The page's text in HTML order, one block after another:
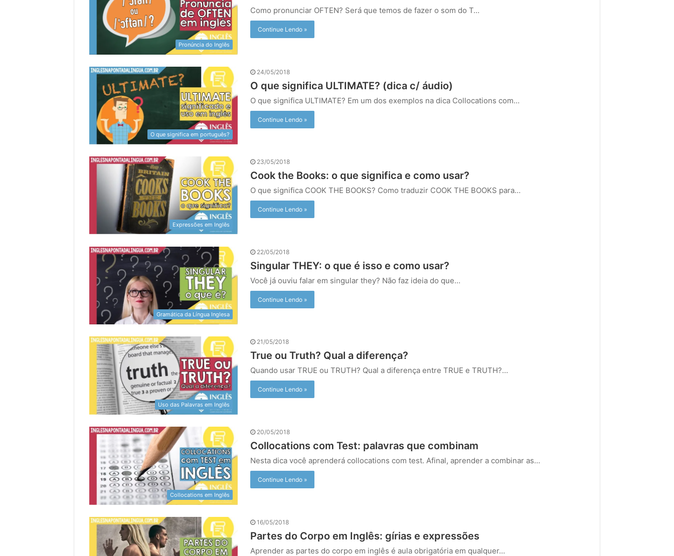
Pronúncia do Inglês
Como pronunciar OFTEN? Será que temos de fazer o som do T…
Continue Lendo »
O que significa em português?
24/05/2018
O que significa ULTIMATE? (dica c/ áudio)
O que significa ULTIMATE? Em um dos exemplos na dica Collocations com…
Continue Lendo »
Expressões em Inglês
23/05/2018
Cook the Books: o que significa e como usar?
O que significa COOK THE BOOKS? Como traduzir COOK THE BOOKS para…
Continue Lendo »
Gramática da Língua Inglesa
22/05/2018
Singular THEY: o que é isso e como usar?
Você já ouviu falar em singular they? Não faz ideia do que…
Continue Lendo »
Uso das Palavras em Inglês
21/05/2018
True ou Truth? Qual a diferença?
Quando usar TRUE ou TRUTH? Qual a diferença entre TRUE e TRUTH?…
Continue Lendo »
Collocations em Inglês
20/05/2018
Collocations com Test: palavras que combinam
Nesta dica você aprenderá collocations com test. Afinal, aprender a combinar as…
Continue Lendo »
16/05/2018
Partes do Corpo em Inglês: gírias e expressões
Aprender as partes do corpo em inglês é aula obrigatória em qualquer…